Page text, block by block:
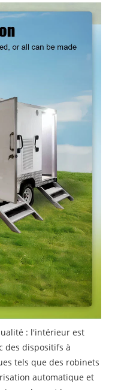
: l'intérieur est
des dispositifs à
tels que des robinets
automatique et